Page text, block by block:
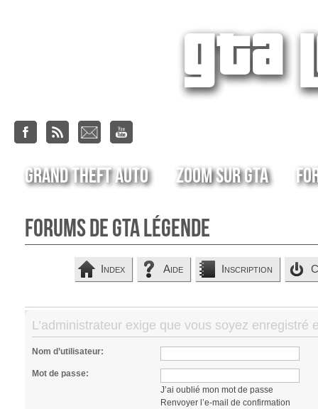
Grand Theft Auto Zoom sur GTA
Forums de GTA Légende
Index Aide Inscription
L’administrateur exige que vous soyez
Nom d’utilisateur:
Mot de passe:
J’ai oublié mon mot de passe
Renvoyer l’e-mail de confirmation